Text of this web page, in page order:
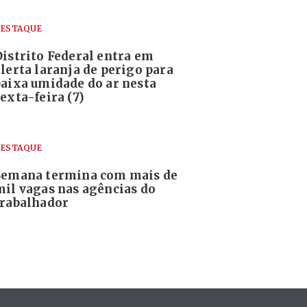
Federal entra em
laranja de perigo para
umidade do ar nesta
feira (7)
termina com mais de
vagas nas agências do